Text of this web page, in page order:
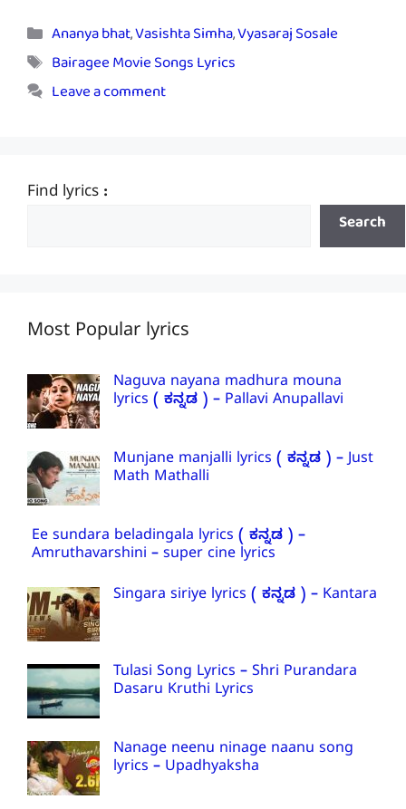
Categories
Ananya bhat,Vasishta Simha,Vyasaraj Sosale
Tags
Bairagee Movie Songs Lyrics
Leave a comment
Find lyrics :
Search
Most Popular lyrics
Naguva nayana madhura mouna
lyrics ( ಕನ್ನಡ ) – Pallavi Anupallavi
Munjane manjalli lyrics ( ಕನ್ನಡ ) – Just
Math Mathalli
Ee sundara beladingala lyrics ( ಕನ್ನಡ ) –
Amruthavarshini – super cine lyrics
Singara siriye lyrics ( ಕನ್ನಡ ) – Kantara
Tulasi Song Lyrics – Shri Purandara
Dasaru Kruthi Lyrics
Nanage neenu ninage naanu song
lyrics – Upadhyaksha